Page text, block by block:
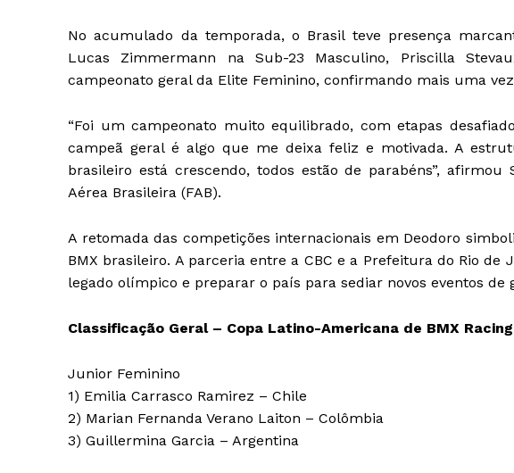
No acumulado da temporada, o Brasil teve presença
Lucas Zimmermann na Sub-23 Masculino, Priscilla
campeonato geral da Elite Feminino, confirmando mais uma
“Foi um campeonato muito equilibrado, com etapas
campeã geral é algo que me deixa feliz e motivada. A
brasileiro está crescendo, todos estão de parabéns”,
Aérea Brasileira (FAB).
A retomada das competições internacionais em Deodoro
BMX brasileiro. A parceria entre a CBC e a Prefeitura do Rio
legado olímpico e preparar o país para sediar novos eventos de
Classificação Geral – Copa Latino-Americana de BMX
Junior Feminino
1) Emilia Carrasco Ramirez – Chile
2) Marian Fernanda Verano Laiton – Colômbia
3) Guillermina Garcia – Argentina